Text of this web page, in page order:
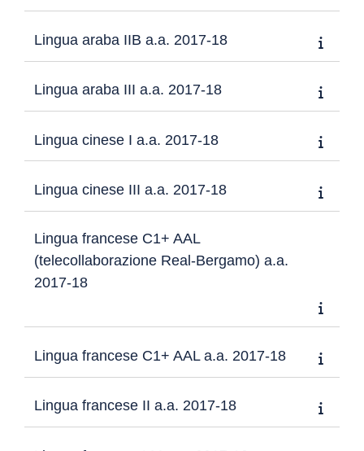
Lingua araba IIB a.a. 2017-18
Lingua araba III a.a. 2017-18
Lingua cinese I a.a. 2017-18
Lingua cinese III a.a. 2017-18
Lingua francese C1+ AAL
(telecollaborazione Real-Bergamo) a.a.
2017-18
Lingua francese C1+ AAL a.a. 2017-18
Lingua francese II a.a. 2017-18